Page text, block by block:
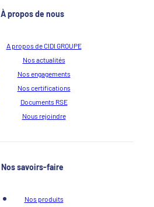
À propos de nous
A propos de CIDI GROUPE
Nos actualités
Nos engagements
Nos certifications
Documents RSE
Nous rejoindre
Nos savoirs-faire
Nos produits